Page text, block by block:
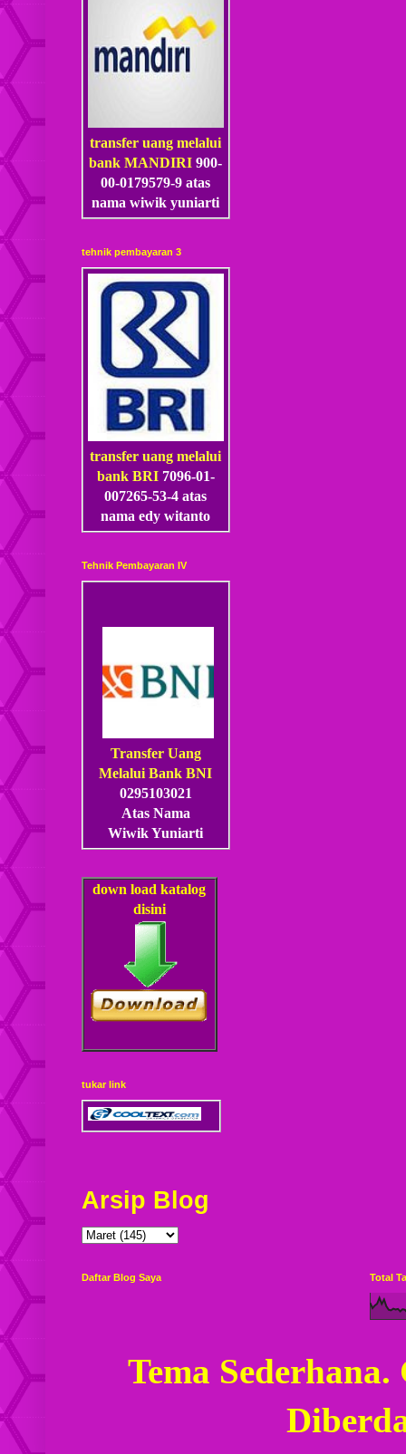
transfer uang melalui
bank MANDIRI900-
00-0179579-9 atas
nama wiwik yuniarti
tehnik pembayaran 3
transfer uang melalui
bank BRI 7096-01-
007265-53-4 atas
nama edy witanto
Tehnik Pembayaran IV
Transfer Uang
Melalui Bank BNI
0295103021
Atas Nama
Wiwik Yuniarti
down load katalog
disini
tukar link
Arsip Blog
Daftar Blog Saya Total
Tema